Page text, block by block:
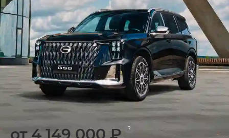
от 4 149 000 ₽ ?